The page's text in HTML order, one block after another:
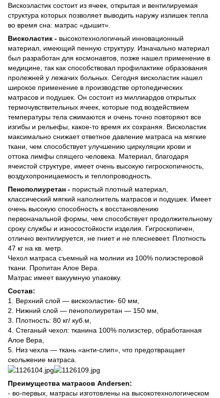
Вискоэластик состоит из ячеек, открытая и вентилируемая
структура которых позволяет выводить наружу излишек тепла
во время сна: матрас «дышит».
Висколастик - высокотехнологичный инновационный
материал, имеющий пенную структуру. Изначально материал
был разработан для космонавтов, позже нашел применение в
медицине, так как способствовал профилактике образования
пролежней у лежачих больных. Сегодня висколастик нашел
широкое применение в производстве ортопедических
матрасов и подушек. Он состоит из миллиардов открытых
термочувствительных ячеек, которые под воздействием
температуры тела сжимаются и очень точно повторяют все
изгибы и рельефы, какое-то время их сохраняя. Висколастик
максимально снижает ответное давление матраса на мягкие
ткани, чем способствует улучшению циркуляции крови и
оттока лимфы спящего человека. Материал, благодаря
ячеистой структуре, имеет очень высокую гигроскопичность,
воздухопроницаемость и теплопроводность.
Пенополиуретан - пористый плотный материал,
классический мягкий наполнитель матрасов и подушек. Имеет
очень высокую способность к восстановлению
первоначальной формы, чем способствует продолжительному
сроку службы и износостойкости изделия. Гигроскопичен,
отлично вентилируется, не гниет и не плесневеет. Плотность
47 кг на кв. метр.
Чехол матраса съемный на молнии из 100% полиэстеровой
ткани. Пропитан Алое Вера.
Матрас имеет вакуумную упаковку.
Состав:
1. Верхний слой — вискоэластик- 60 мм,
2. Нижний слой — пенополиуретан — 150 мм,
3. Плотность: 80 кг/ куб.м,
4. Стеганый чехол: тканина 100% полиэстер, обработанная
Алое Вера,
5. Низ чехла — ткань «анти-слип», что предотвращает
скольжение матраса.
Преимущества матрасов Andersen:
- во-первых, матрасы изготовлены на высокотехнологическом